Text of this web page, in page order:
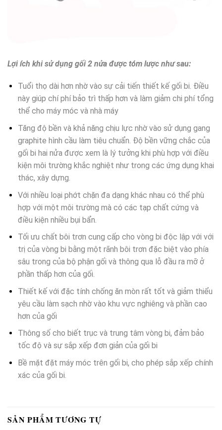
Lợi ích khi sử dụng gối 2 nửa được tóm lược như sau:
Tuổi thọ dài hơn nhờ vào sự cải tiến thiết kế gối bi. Điều
này giúp chí phí bảo trì thấp hơn và làm giảm chi phí tổng
thể cho máy móc và nhà máy
Tăng độ bền và khả năng chịu lực nhờ vào sử dụng gang
graphite hình cầu làm tiêu chuẩn. Độ bền vững chắc của
gối bi hai nửa được xem là lý tưởng khi phù hợp với điều
kiện môi trường khắc nghiệt như trong các ứng dụng khai
thác, xây dựng.
Với nhiều loại phớt chặn đa dạng khác nhau có thể phù
hợp với một môi trường mà có các tạp chất cứng và
điều kiện nhiều bụi bẩn.
Tối ưu chất bôi trơn cung cấp cho vòng bi độc lập với với
trị của vòng bi bằng một rãnh bôi trơn đặc biệt vào phía
sâu trong của bộ phận gối và thông qua lỗ đầu ra mỡ ở
phần thấp hơn của gối.
Thiết kế với đặc tính chống ăn mòn rất tốt và giảm thiểu
yêu cầu làm sạch nhờ vào khu vực nghiêng và phần cao
hơn của gối
Thông số cho biết trục và trung tâm vòng bi, đảm bảo
tốc độ và sự sắp xếp đơn giản của gối bi
Bề mặt đặt máy móc trên gối bi, cho phép sắp xếp chính
xác của gối bi.
SẢN PHẨM TƯƠNG TỰ